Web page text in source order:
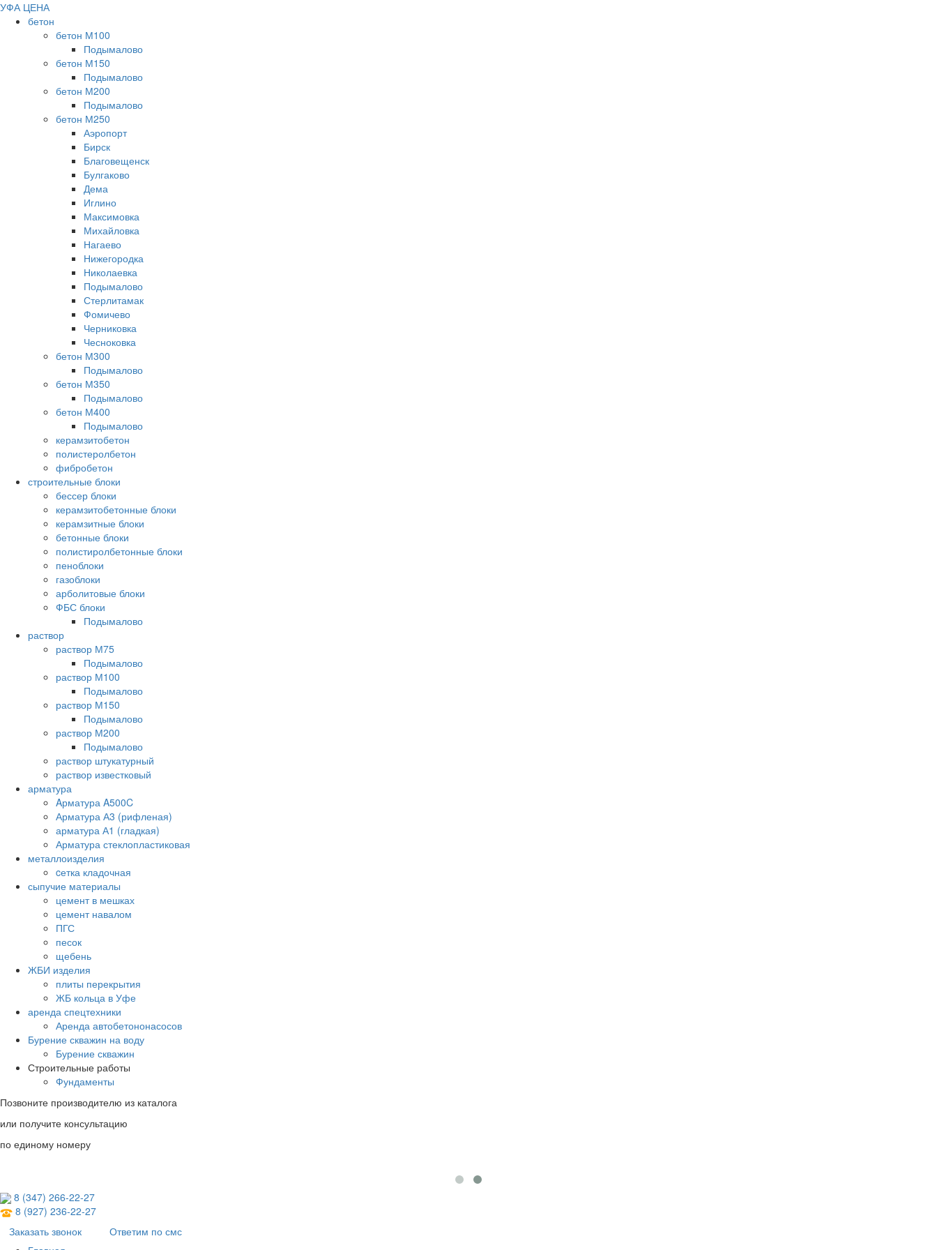
УФА ЦЕНА
бетон
бетон М100
Подымалово
бетон М150
Подымалово
бетон М200
Подымалово
бетон М250
Аэропорт
Бирск
Благовещенск
Булгаково
Дема
Иглино
Максимовка
Михайловка
Нагаево
Нижегородка
Николаевка
Подымалово
Стерлитамак
Фомичево
Черниковка
Чесноковка
бетон М300
Подымалово
бетон М350
Подымалово
бетон М400
Подымалово
керамзитобетон
полистеролбетон
фибробетон
строительные блоки
бессер блоки
керамзитобетонные блоки
керамзитные блоки
бетонные блоки
полистиролбетонные блоки
пеноблоки
газоблоки
арболитовые блоки
ФБС блоки
Подымалово
раствор
раствор М75
Подымалово
раствор М100
Подымалово
раствор М150
Подымалово
раствор М200
Подымалово
раствор штукатурный
раствор известковый
арматура
Aрматура A500C
Арматура А3 (рифленая)
арматура А1 (гладкая)
Арматура стеклопластиковая
металлоизделия
cетка кладочная
сыпучие материалы
цемент в мешках
цемент навалом
ПГС
песок
щебень
ЖБИ изделия
плиты перекрытия
ЖБ кольца в Уфе
аренда спецтехники
Аренда автобетононасосов
Бурение скважин на воду
Бурение скважин
Строительные работы
Фундаменты
Позвоните производителю из каталога
или получите консультацию
по единому номеру
8 (347) 266‑22‑27
8 (927) 236‑22‑27
Заказать звонок
Ответим по смс